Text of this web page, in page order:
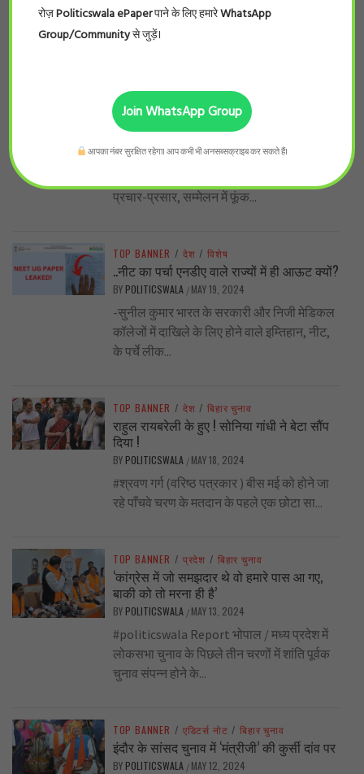
ही गई। इंडियन नर्सिंग काउंसिलके...
स्वीकृति पत्र मिलने के दो साल बाद भी नहीं मिला
लोन !
POLITICSWALA/MAY 27, 2024
हरीश मिश्र (वरिष्ठ पत्रकार ) यह सच है कि
शिवराज सरकार में लाखों-करोड़ों रुपए योजनाओं के
प्रचार-प्रसार, सम्मेलन में फूंक...
TOP BANNER / देश / विशेष
..नीट का पर्चा एनडीए वाले राज्यों में ही आऊट क्यों?
BY POLITICSWALA / MAY 19, 2024
-सुनील कुमार भारत के सरकारी और निजी मेडिकल
कॉलेजों में दाखिले के लिए होने वाले इम्तिहान, नीट,
के पर्चे लीक...
TOP BANNER / देश / बिहार चुनाव
राहुल रायबरेली के हुए ! सोनिया गांधी ने बेटा सौंप
दिया !
BY POLITICSWALA / MAY 18, 2024
#श्रवण गर्ग (वरिष्ठ पत्रकार ) बीस मई को होने जा
रहे पाँचवे चरण के मतदान के पहले एक छोटा सा...
TOP BANNER / प्रदेश / बिहार चुनाव
‘कांग्रेस में जो समझदार थे वो हमारे पास आ गए,
बाकी को तो मरना ही है’
BY POLITICSWALA / MAY 13, 2024
#politicswala Report भोपाल / मध्य प्रदेश में
लोकसभा चुनाव के पिछले तीन चरणों में शांति पूर्वक
चुनाव संपन्न होने के...
TOP BANNER / एडिटर्स नोट / बिहार चुनाव
इंदौर के सांसद चुनाव में ‘मंत्रीजी’ की कुर्सी दांव पर
BY POLITICSWALA / MAY 12, 2024
रोज़Politicswala ePaperपाने के लिए हमारेWhatsApp
Group/Communityसे जुड़ें।
Join WhatsApp Group
आपका नंबर सुरक्षित रहेगा। आप कभी भी अनसब्सक्राइब कर सकते हैं।